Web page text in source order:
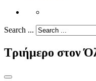
Search ...
Τριήμερο στον